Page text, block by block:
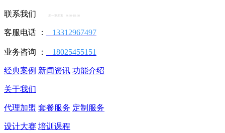
联系我们 周一至周五 9:30-18:30
客服电话 ： 13312967497
业务咨询 ： 18025455151
经典案例 新闻资讯 功能介绍
关于我们
代理加盟 套餐服务 定制服务
设计大赛 培训课程